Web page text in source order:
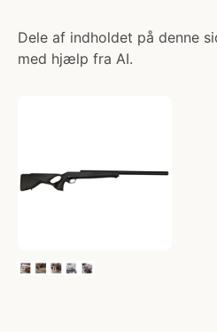
Dele af indholdet på denne
med hjælp fra AI.